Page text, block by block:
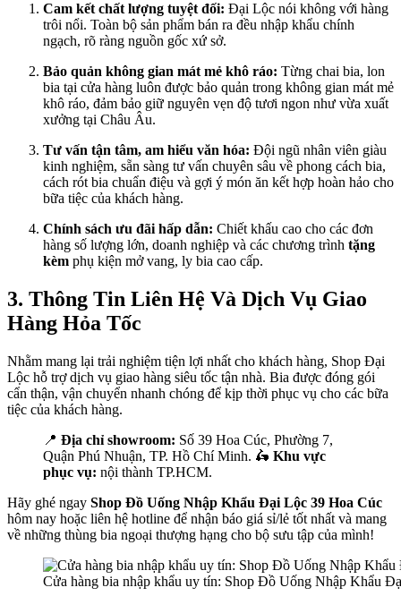
Cam kết chất lượng tuyệt đối: Đại Lộc nói không với hàng
trôi nổi. Toàn bộ sản phẩm bán ra đều nhập khẩu chính
ngạch, rõ ràng nguồn gốc xứ sở.
Bảo quản không gian mát mẻ khô ráo: Từng chai bia, lon
bia tại cửa hàng luôn được bảo quản trong không gian mát mẻ
khô ráo, đảm bảo giữ nguyên vẹn độ tươi ngon như vừa xuất
xưởng tại Châu Âu.
Tư vấn tận tâm, am hiểu văn hóa: Đội ngũ nhân viên giàu
kinh nghiệm, sẵn sàng tư vấn chuyên sâu về phong cách bia,
cách rót bia chuẩn điệu và gợi ý món ăn kết hợp hoàn hảo cho
bữa tiệc của khách hàng.
Chính sách ưu đãi hấp dẫn: Chiết khấu cao cho các đơn
hàng số lượng lớn, doanh nghiệp và các chương trình tặng
kèm phụ kiện mở vang, ly bia cao cấp.
3. Thông Tin Liên Hệ Và Dịch Vụ Giao
Hàng Hỏa Tốc
Nhằm mang lại trải nghiệm tiện lợi nhất cho khách hàng, Shop Đại
Lộc hỗ trợ dịch vụ giao hàng siêu tốc tận nhà. Bia được đóng gói
cẩn thận, vận chuyển nhanh chóng để kịp thời phục vụ cho các bữa
tiệc của khách hàng.
📍 Địa chỉ showroom: Số 39 Hoa Cúc, Phường 7,
Quận Phú Nhuận, TP. Hồ Chí Minh. 🛵 Khu vực
phục vụ: nội thành TP.HCM.
Hãy ghé ngay Shop Đồ Uống Nhập Khẩu Đại Lộc 39 Hoa Cúc
hôm nay hoặc liên hệ hotline để nhận báo giá sỉ/lẻ tốt nhất và mang
về những thùng bia ngoại thượng hạng cho bộ sưu tập của mình!
Cửa hàng bia nhập khẩu uy tín: Shop Đồ Uống Nhập Khẩu